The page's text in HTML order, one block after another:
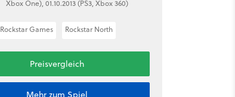
Xbox One), 01.10.2013 (PS3, Xbox 360)
Rockstar Games Rockstar North
Preisvergleich
Mehr zum Spiel